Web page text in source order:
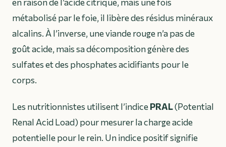
en raison de l’acide citrique, mais une fois
métabolisé par le foie, il libère des résidus minéraux
alcalins. À l’inverse, une viande rouge n’a pas de
goût acide, mais sa décomposition génère des
sulfates et des phosphates acidifiants pour le
corps.
Les nutritionnistes utilisent l’indicePRAL(Potential
Renal Acid Load) pour mesurer la charge acide
potentielle pour le rein. Un indice positif signifie